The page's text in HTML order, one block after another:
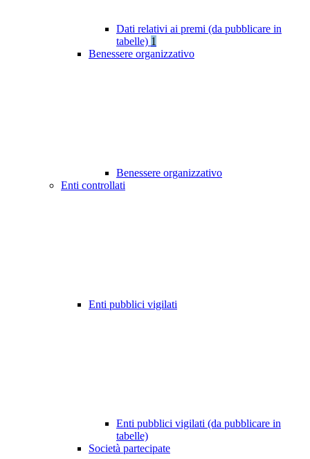
Dati relativi ai premi (da pubblicare in
tabelle) 1
Benessere organizzativo
Benessere organizzativo
Enti controllati
Enti pubblici vigilati
Enti pubblici vigilati (da pubblicare in
tabelle)
Società partecipate